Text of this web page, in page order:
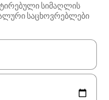
სიმაღლის
საცხოვრებლები
გახდება, ნავიგაციისთვის